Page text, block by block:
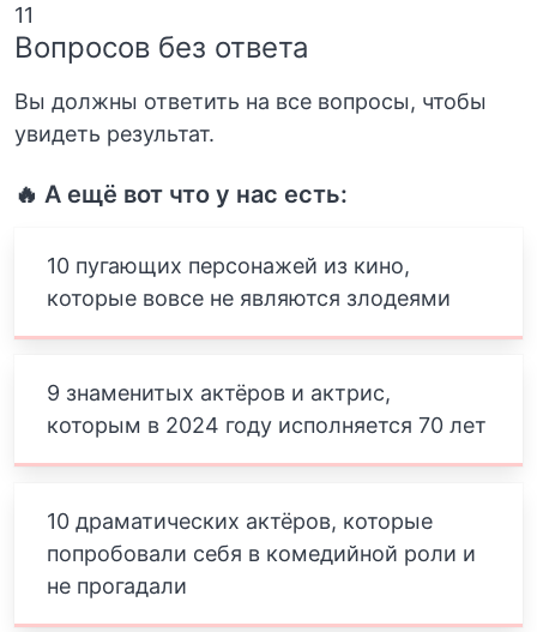
11
Вопросов без ответа
Вы должны ответить на все вопросы, чтобы
увидеть результат.
🔥 А ещё вот что у нас есть:
10 пугающих персонажей из кино,
которые вовсе не являются злодеями
9 знаменитых актёров и актрис,
которым в 2024 году исполняется 70 лет
10 драматических актёров, которые
попробовали себя в комедийной роли и
не прогадали